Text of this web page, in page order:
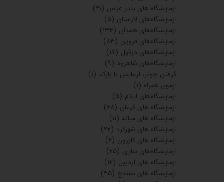
آزمایشگاه های بندر عباس (۲۱)
آزمایشگاه‌های لارستان (۵)
آزمایشگاه‌های همدان (۱۳۴)
آزمایشگاه‌های قزوین (۸۳)
آزمایشگاه‌های دزفول (۱۷)
آزمایشگاه‌های شاهرود (۹)
گرفتن جواب آزمایش با بارکد (۱)
آزمون همراه (۱)
آزمایشگاه‌های ایلام (۵)
آزمایشگاه های کرمان (۶۸)
آزمایشگاه های میانه (۱۱)
آزمایشگاه های شهرکرد (۲۲)
آزمایشگاه های کازرون (۶)
آزمایشگاه‌های ساری (۲۵)
آزمایشگاه های اردبیل (۱۲)
آزمایشگاه های سنندج (۴۵)